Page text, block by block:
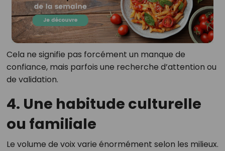
Cela ne signifie pas forcément un manque de
confiance, mais parfois une recherche d’attention ou
de validation.
4. Une habitude culturelle
ou familiale
Le volume de voix varie énormément selon les milieux.